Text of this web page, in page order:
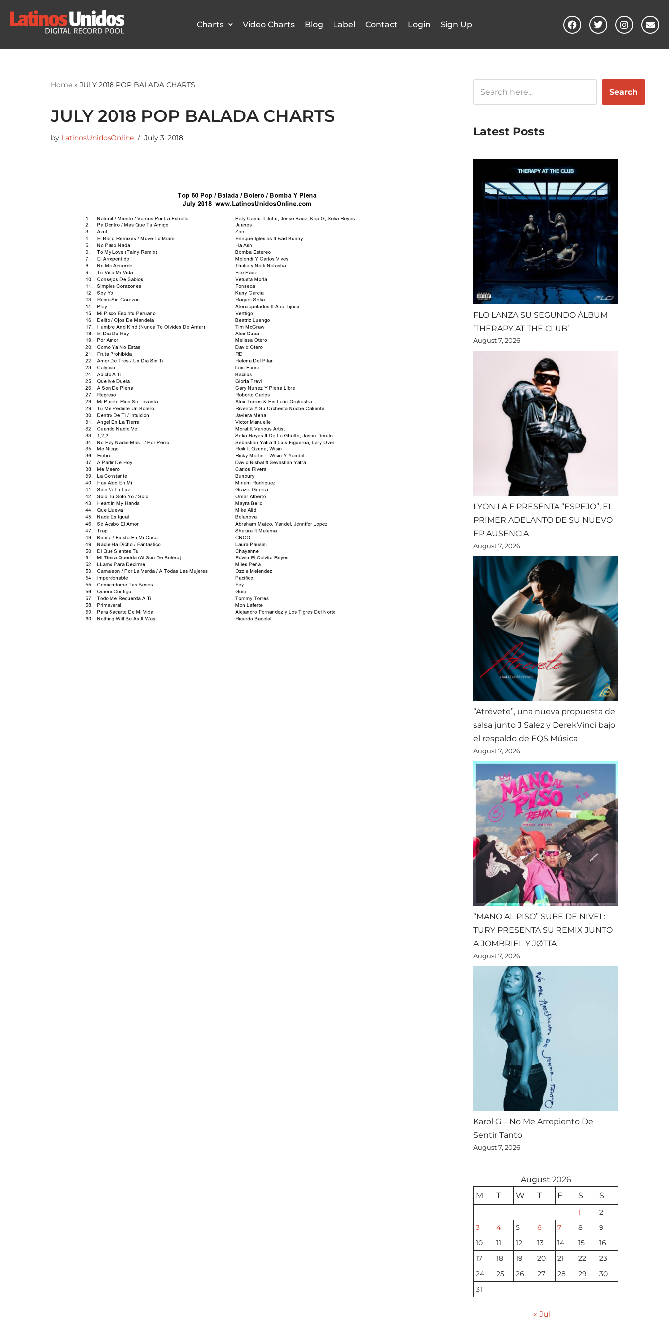
Skip
Charts Video Charts Blog Label Contact Login Sign Up
Home » JULY 2018 POP BALADA CHARTS
JULY 2018 POP BALADA CHARTS
by LatinosUnidosOnline July 3, 2018
Search
Latest Posts
FLO LANZA SU SEGUNDO ÁLBUM
‘THERAPY AT THE CLUB’
August 7, 2026
LYON LA F PRESENTA “ESPEJO”, EL
PRIMER ADELANTO DE SU NUEVO
EP AUSENCIA
August 7, 2026
“Atrévete”, una nueva propuesta de
salsa junto J Salez y DerekVinci bajo
el respaldo de EQS Música
August 7, 2026
“MANO AL PISO” SUBE DE NIVEL:
TURY PRESENTA SU REMIX JUNTO
A JOMBRIEL Y JØTTA
August 7, 2026
Karol G – No Me Arrepiento De
Sentir Tanto
August 7, 2026
August 2026
M
T W T F S S
1
2
3
4 5 6 7 8
9
10
11 12 13 14 15
16
17
18 19 20 21 22
23
24
25 26 27 28 29
30
31
« Jul